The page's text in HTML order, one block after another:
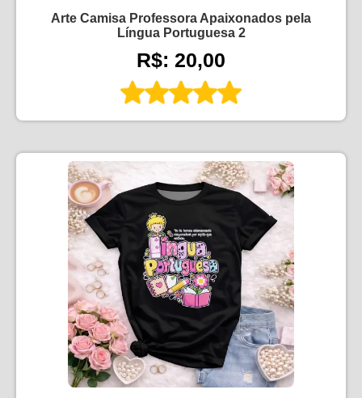
Arte Camisa Professora Apaixonados pela
Língua Portuguesa 2
R$: 20,00